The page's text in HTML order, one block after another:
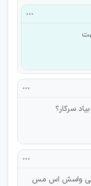
سرکار؟
کسی واسش اس مس